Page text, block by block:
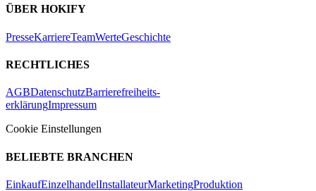
ÜBER HOKIFY
PresseKarriereTeamWerteGeschichte
RECHTLICHES
AGBDatenschutzBarrierefreiheits-
erklärungImpressum
Cookie Einstellungen
BELIEBTE BRANCHEN
EinkaufEinzelhandelInstallateurMarketingProduktion